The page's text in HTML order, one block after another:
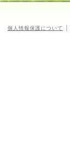
個人情報保護について